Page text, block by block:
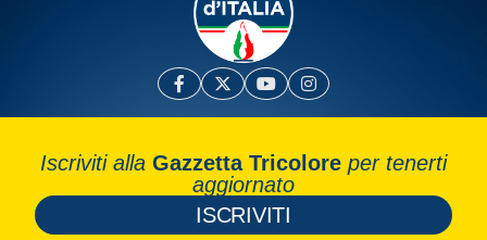
Iscriviti alla Gazzetta Tricolore per tenerti
aggiornato
ISCRIVITI